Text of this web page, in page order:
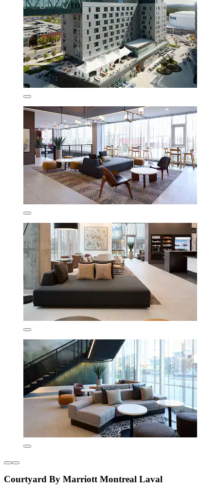
Courtyard By Marriott Montreal Laval